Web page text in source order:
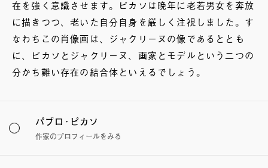
在を強く意識させます。ピカソは晩年に老若男女を奔放
に描きつつ、老いた自分自身を厳しく注視しました。す
なわちこの肖像画は、ジャクリーヌの像であるととも
に、ピカソとジャクリーヌ、画家とモデルという二つの
分かち難い存在の結合体といえるでしょう。
パブロ･ピカソ
作家のプロフィールをみる